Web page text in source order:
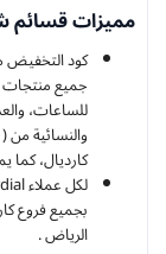
مميزات قسائم
كود
جميع منتجات
للساعات،
والنسائية من
كارديال، كما
بجميع فروع
الرياض .